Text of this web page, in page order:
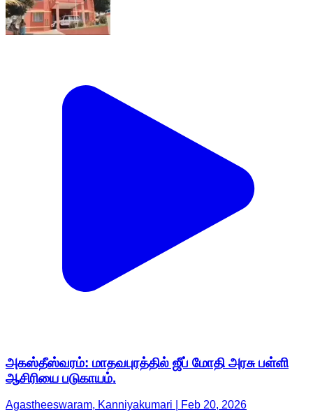
அகஸ்தீஸ்வரம்: மாதவபுரத்தில் ஜீப் மோதி அரசு பள்ளி
ஆசிரியை படுகாயம்.
Agastheeswaram, Kanniyakumari | Feb 20, 2026